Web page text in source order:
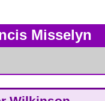
Misselyn